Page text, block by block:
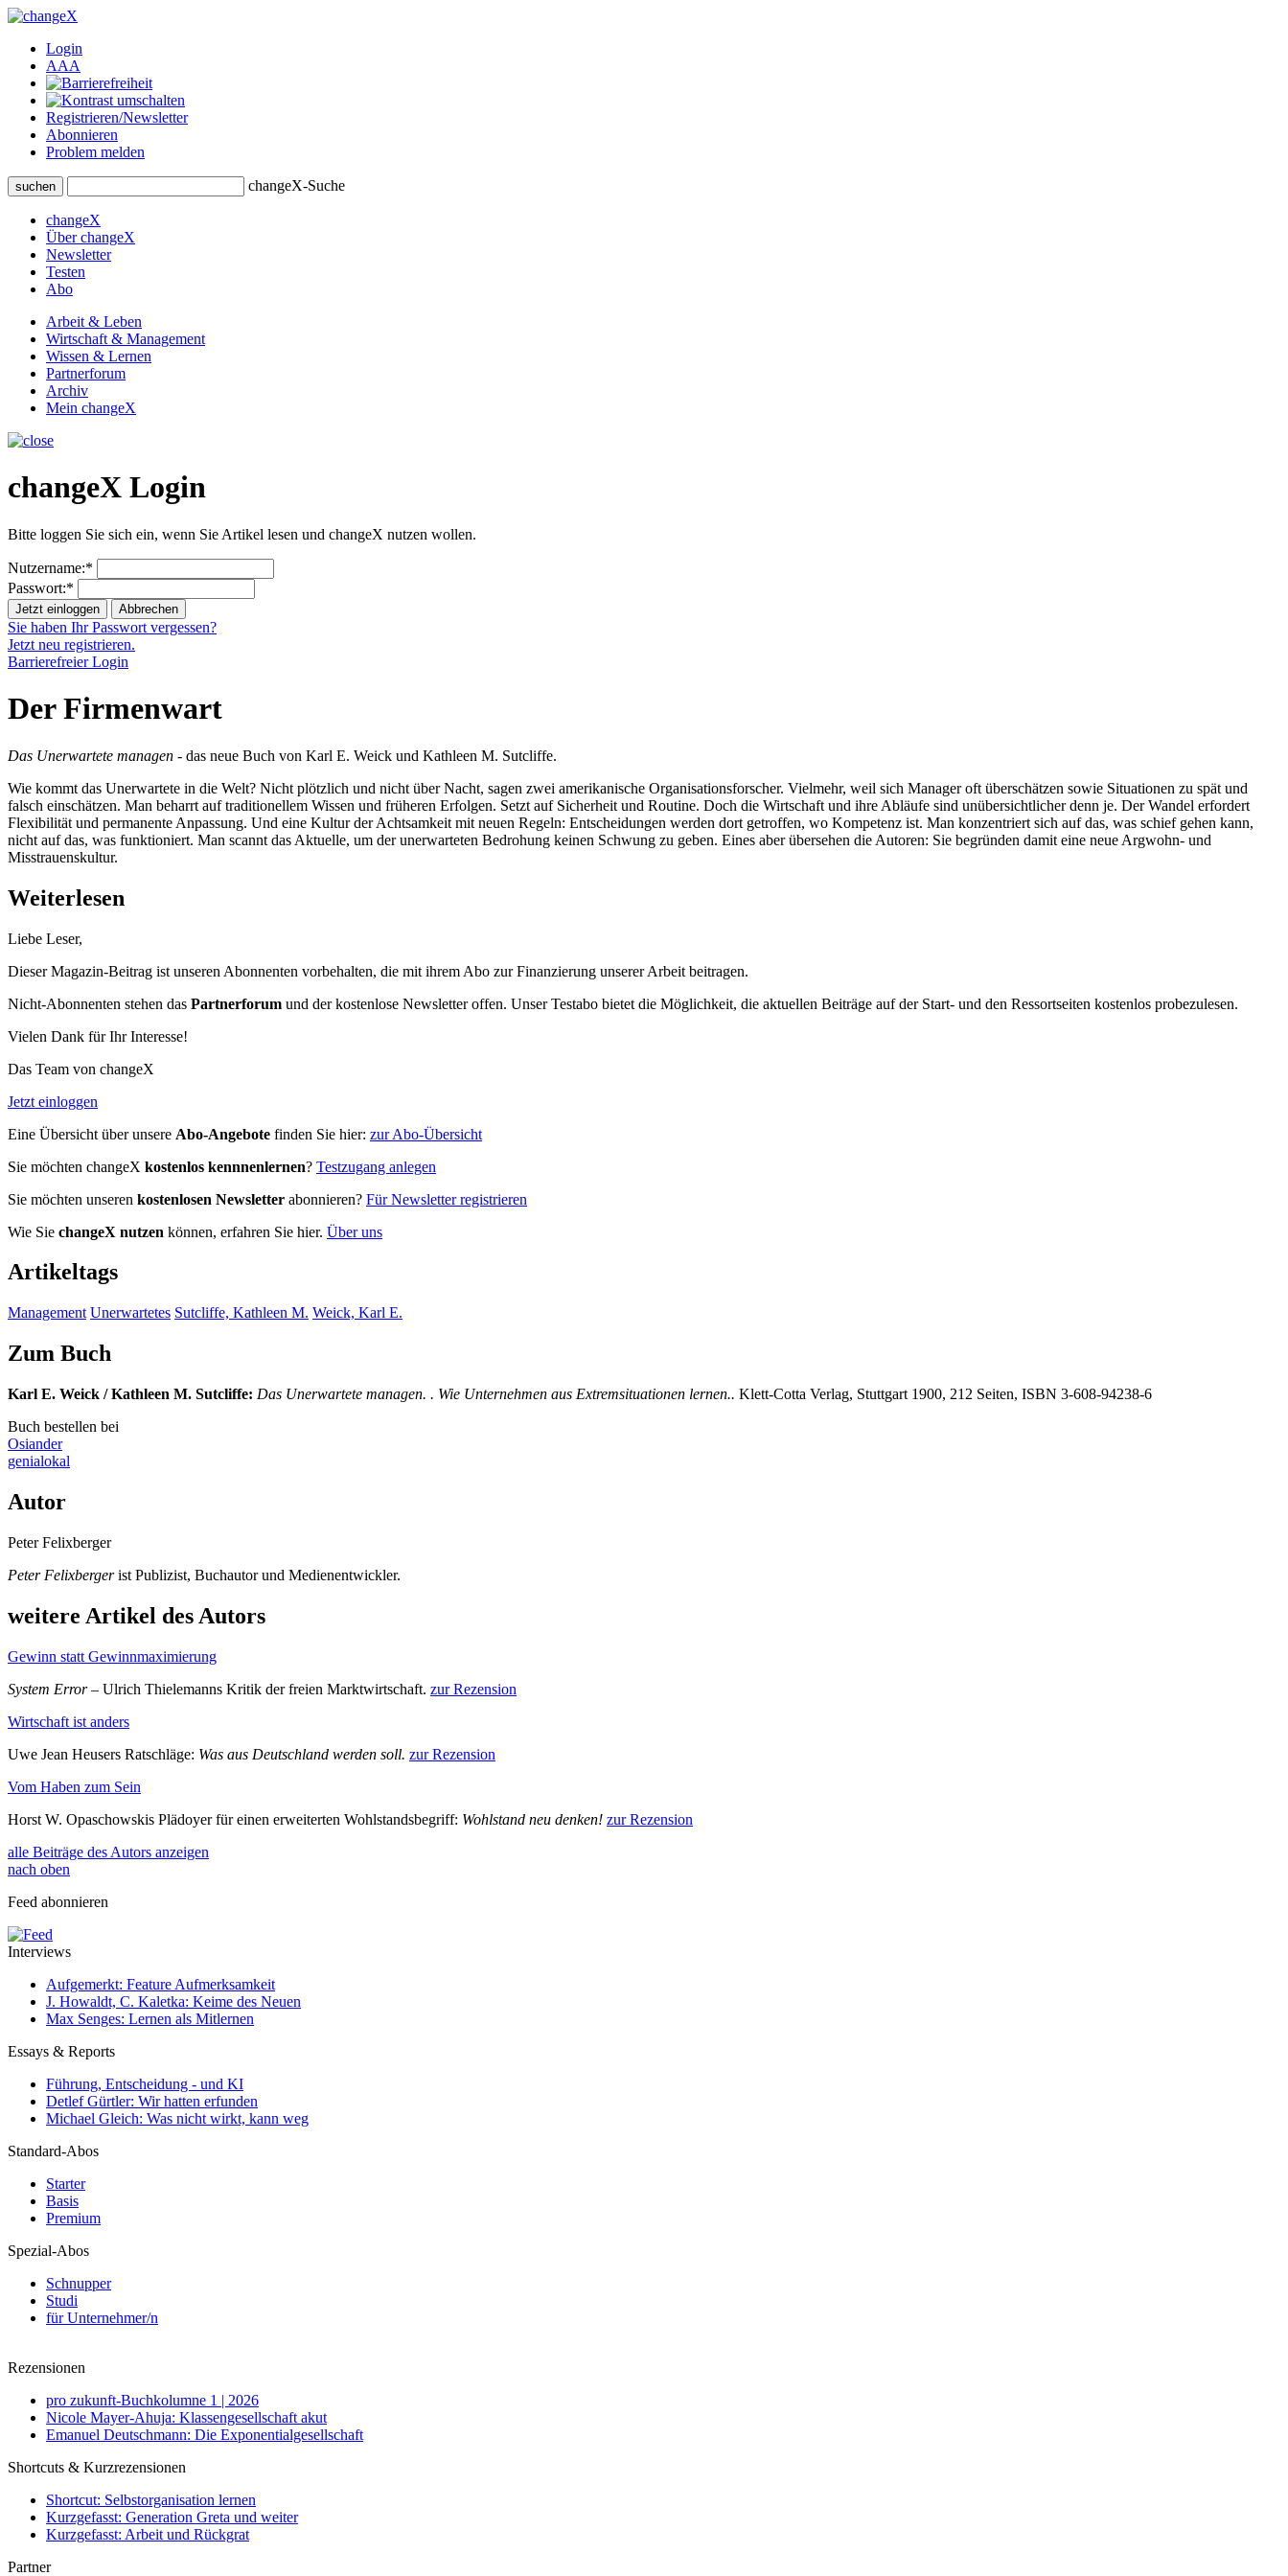
Login
AAA
Registrieren/Newsletter
Abonnieren
Problem melden
suchen changeX-Suche
changeX
Über changeX
Newsletter
Testen
Abo
Arbeit & Leben
Wirtschaft & Management
Wissen & Lernen
Partnerforum
Archiv
Mein changeX
changeX Login
Bitte loggen Sie sich ein, wenn Sie Artikel lesen und changeX nutzen wollen.
Nutzername:*
Passwort:*
Jetzt einloggen Abbrechen
Sie haben Ihr Passwort vergessen?
Jetzt neu registrieren.
Barrierefreier Login
Der Firmenwart
Das Unerwartete managen - das neue Buch von Karl E. Weick und Kathleen M. Sutcliffe.
Wie kommt das Unerwartete in die Welt? Nicht plötzlich und nicht über Nacht, sagen zwei amerikanische Organisationsforscher. Vielmehr, weil sich Manager oft überschätzen sowie Situationen zu spät und
falsch einschätzen. Man beharrt auf traditionellem Wissen und früheren Erfolgen. Setzt auf Sicherheit und Routine. Doch die Wirtschaft und ihre Abläufe sind unübersichtlicher denn je. Der Wandel erfordert
Flexibilität und permanente Anpassung. Und eine Kultur der Achtsamkeit mit neuen Regeln: Entscheidungen werden dort getroffen, wo Kompetenz ist. Man konzentriert sich auf das, was schief gehen kann,
nicht auf das, was funktioniert. Man scannt das Aktuelle, um der unerwarteten Bedrohung keinen Schwung zu geben. Eines aber übersehen die Autoren: Sie begründen damit eine neue Argwohn- und
Misstrauenskultur.
Weiterlesen
Liebe Leser,
Dieser Magazin-Beitrag ist unseren Abonnenten vorbehalten, die mit ihrem Abo zur Finanzierung unserer Arbeit beitragen.
Nicht-Abonnenten stehen das Partnerforum und der kostenlose Newsletter offen. Unser Testabo bietet die Möglichkeit, die aktuellen Beiträge auf der Start- und den Ressortseiten kostenlos probezulesen.
Vielen Dank für Ihr Interesse!
Das Team von changeX
Jetzt einloggen
Eine Übersicht über unsere Abo-Angebote finden Sie hier: zur Abo-Übersicht
Sie möchten changeX kostenlos kennnenlernen? Testzugang anlegen
Sie möchten unseren kostenlosen Newsletter abonnieren? Für Newsletter registrieren
Wie Sie changeX nutzen können, erfahren Sie hier. Über uns
Artikeltags
Management Unerwartetes Sutcliffe, Kathleen M. Weick, Karl E.
Zum Buch
Karl E. Weick / Kathleen M. Sutcliffe: Das Unerwartete managen. . Wie Unternehmen aus Extremsituationen lernen.. Klett-Cotta Verlag, Stuttgart 1900, 212 Seiten, ISBN 3-608-94238-6
Buch bestellen bei
Osiander
genialokal
Autor
Peter Felixberger
Peter Felixbergerist Publizist, Buchautor und Medienentwickler.
weitere Artikel des Autors
Gewinn statt Gewinnmaximierung
System Error– Ulrich Thielemanns Kritik der freien Marktwirtschaft. zur Rezension
Wirtschaft ist anders
Uwe Jean Heusers Ratschläge: Was aus Deutschland werden soll. zur Rezension
Vom Haben zum Sein
Horst W. Opaschowskis Plädoyer für einen erweiterten Wohlstandsbegriff: Wohlstand neu denken! zur Rezension
alle Beiträge des Autors anzeigen
nach oben
Feed abonnieren
Interviews
Aufgemerkt: Feature Aufmerksamkeit
J. Howaldt, C. Kaletka: Keime des Neuen
Max Senges: Lernen als Mitlernen
Essays & Reports
Führung, Entscheidung - und KI
Detlef Gürtler: Wir hatten erfunden
Michael Gleich: Was nicht wirkt, kann weg
Standard-Abos
Starter
Basis
Premium
Spezial-Abos
Schnupper
Studi
für Unternehmer/n
Rezensionen
pro zukunft-Buchkolumne 1 | 2026
Nicole Mayer-Ahuja: Klassengesellschaft akut
Emanuel Deutschmann: Die Exponentialgesellschaft
Shortcuts & Kurzrezensionen
Shortcut: Selbstorganisation lernen
Kurzgefasst: Generation Greta und weiter
Kurzgefasst: Arbeit und Rückgrat
Partner